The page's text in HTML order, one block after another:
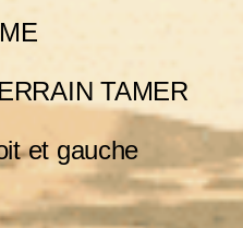
TAMER
et gauche